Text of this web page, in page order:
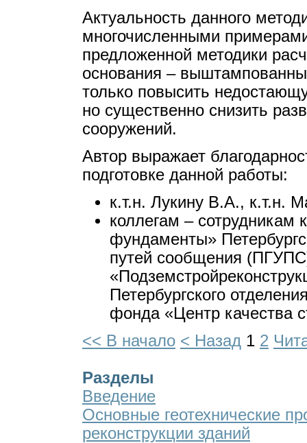
Актуальность данного
многочисленными
предложенной методики
основания –
только повысить
но существенно снизить
сооружений.
Автор выражает
подготовке данной работы:
к.т.н. Лукину В.А., к.т.н.
коллегам –
фундаменты»
путей сообщения
Петербургского
фонда «Центр качества
<< В начало < Назад 1 2
Разделы
Введение
Основные геотехнические
реконструкции зданий